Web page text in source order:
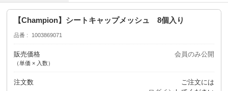
【Champion】シートキャップメッシュ 8個入り
品番 1003869071
販売価格
（単価 × 入数）
会員のみ公開
注文数
ご注文には